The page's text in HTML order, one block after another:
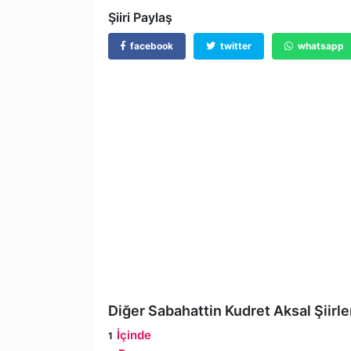
Şiiri Paylaş
facebook twitter whatsapp
Diğer Sabahattin Kudret Aksal
İçinde